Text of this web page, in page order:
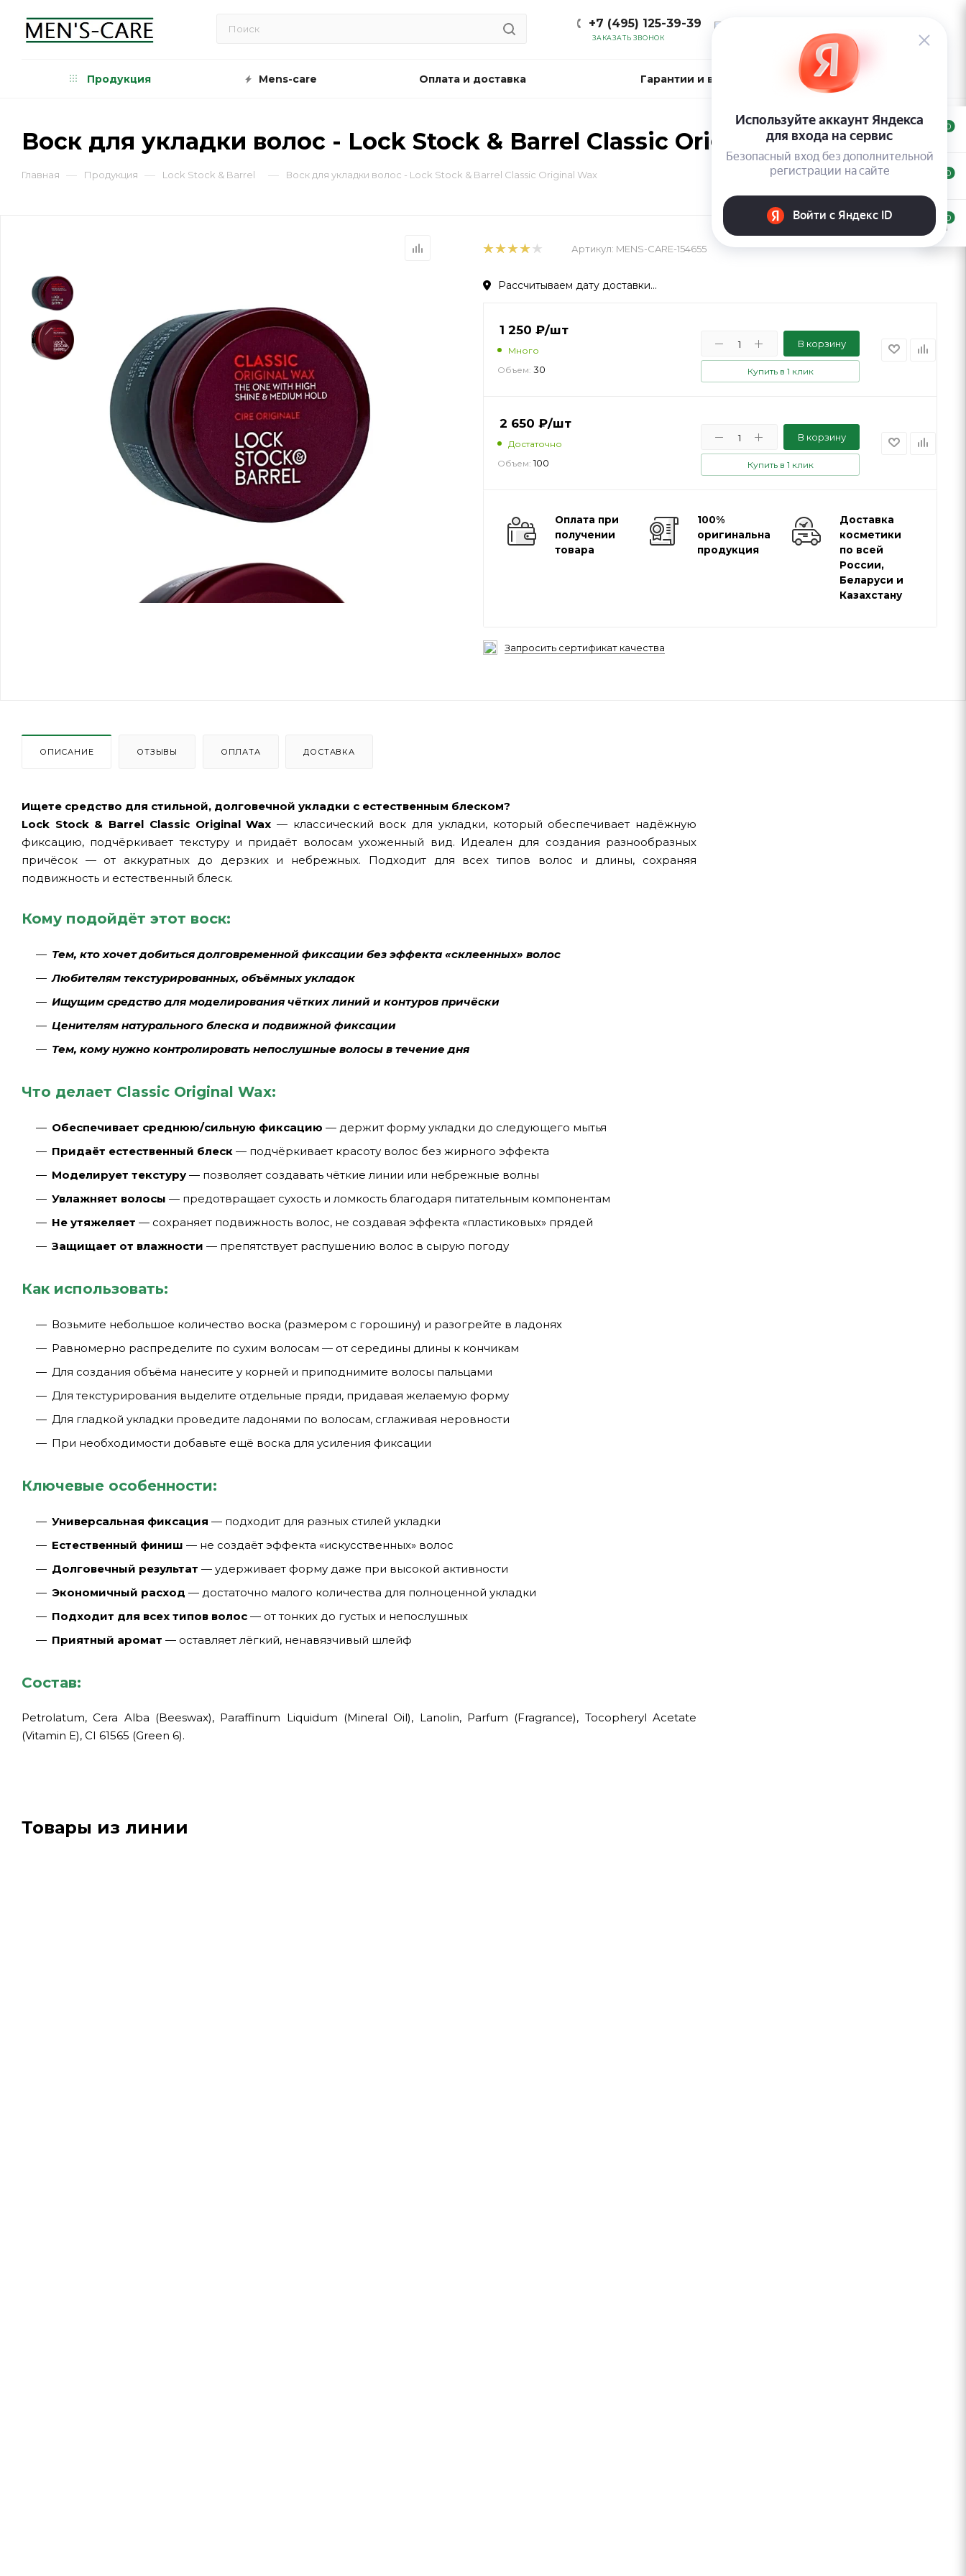
+7 (495) 125-39-39
ЗАКАЗАТЬ ЗВОНОК
Продукция Mens-care Оплата и доставка Гарантии и возврат Контакты
Воск для укладки волос - Lock Stock & Barrel Classic Original Wax
Главная — Продукция — Lock Stock & Barrel — Воск для укладки волос - Lock Stock & Barrel Classic Original Wax
Артикул: MENS-CARE-154655
Рассчитываем дату доставки...
1 250 ₽/шт
Много
Объем: 30
В корзину
Купить в 1 клик
2 650 ₽/шт
Достаточно
Объем: 100
В корзину
Купить в 1 клик
Оплата при
получении
товара
100%
оригинальная
продукция
Доставка
косметики
по всей
России,
Беларуси и
Казахстану
Запросить сертификат качества
ОПИСАНИЕ ОТЗЫВЫ ОПЛАТА ДОСТАВКА
Ищете средство для стильной, долговечной укладки с естественным блеском?
Lock Stock & Barrel Classic Original Wax — классический воск для укладки, который обеспечивает надёжную
фиксацию, подчёркивает текстуру и придаёт волосам ухоженный вид. Идеален для создания разнообразных
причёсок — от аккуратных до дерзких и небрежных. Подходит для всех типов волос и длины, сохраняя
подвижность и естественный блеск.
Кому подойдёт этот воск:
Тем, кто хочет добиться долговременной фиксации без эффекта «склеенных» волос
Любителям текстурированных, объёмных укладок
Ищущим средство для моделирования чётких линий и контуров причёски
Ценителям натурального блеска и подвижной фиксации
Тем, кому нужно контролировать непослушные волосы в течение дня
Что делает Classic Original Wax:
Обеспечивает среднюю/сильную фиксацию — держит форму укладки до следующего мытья
Придаёт естественный блеск — подчёркивает красоту волос без жирного эффекта
Моделирует текстуру — позволяет создавать чёткие линии или небрежные волны
Увлажняет волосы — предотвращает сухость и ломкость благодаря питательным компонентам
Не утяжеляет — сохраняет подвижность волос, не создавая эффекта «пластиковых» прядей
Защищает от влажности — препятствует распушению волос в сырую погоду
Как использовать:
Возьмите небольшое количество воска (размером с горошину) и разогрейте в ладонях
Равномерно распределите по сухим волосам — от середины длины к кончикам
Для создания объёма нанесите у корней и приподнимите волосы пальцами
Для текстурирования выделите отдельные пряди, придавая желаемую форму
Для гладкой укладки проведите ладонями по волосам, сглаживая неровности
При необходимости добавьте ещё воска для усиления фиксации
Ключевые особенности:
Универсальная фиксация — подходит для разных стилей укладки
Естественный финиш — не создаёт эффекта «искусственных» волос
Долговечный результат — удерживает форму даже при высокой активности
Экономичный расход — достаточно малого количества для полноценной укладки
Подходит для всех типов волос — от тонких до густых и непослушных
Приятный аромат — оставляет лёгкий, ненавязчивый шлейф
Состав:
Petrolatum, Cera Alba (Beeswax), Paraffinum Liquidum (Mineral Oil), Lanolin, Parfum (Fragrance), Tocopheryl Acetate
(Vitamin E), CI 61565 (Green 6).
Товары из линии
0
0
0